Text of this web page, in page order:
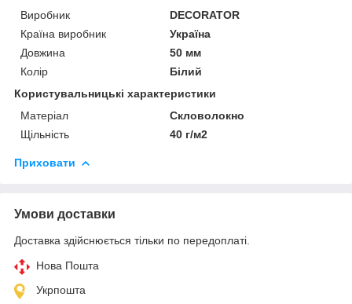
Виробник
DECORATOR
Країна виробник
Україна
Довжина
50 мм
Колір
Білий
Користувальницькі характеристики
Матеріал
Скловолокно
Щільність
40 г/м2
Приховати
Умови доставки
Доставка здійснюється тільки по передоплаті.
Нова Пошта
Укрпошта